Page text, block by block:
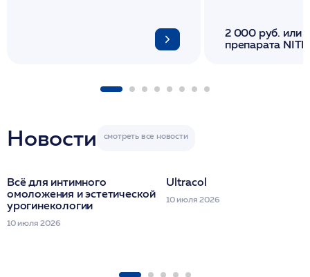
2 000 руб. или
препарата
Новости
Всё для интимного
омоложения и эстетической
урогинекологии
10 июля 2026
Ultracol
10 июля 2026